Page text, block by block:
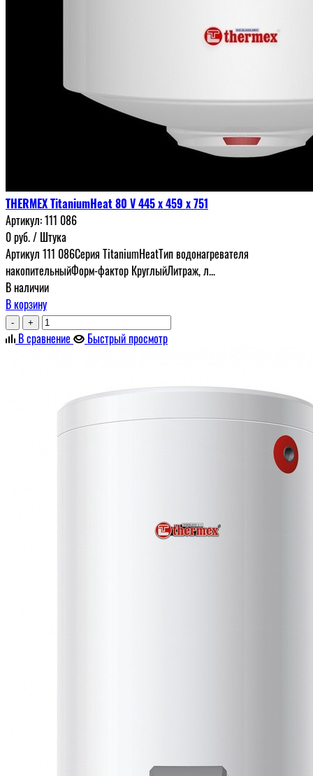
THERMEX TitaniumHeat 80 V 445 х 459 х 751
Артикул:111 086
0руб./ Штука
Артикул 111 086Серия TitaniumHeatТип водонагревателя
накопительныйФорм-фактор КруглыйЛитраж, л...
В наличии
В корзину
- +
В сравнение Быстрый просмотр